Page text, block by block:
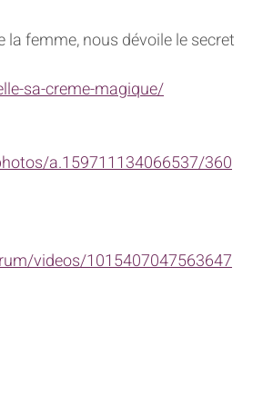
la femme, nous dévoile le secret
sa-creme-magique/
a.159711134066537/360
videos/1015407047563647